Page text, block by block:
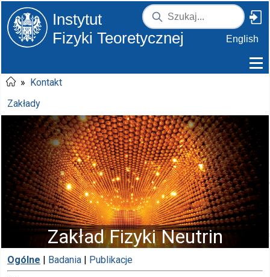
Instytut
Fizyki Teoretycznej
English
» Kontakt
Zakłady
Zakład Fizyki Neutrin
Ogólne | Badania | Publikacje